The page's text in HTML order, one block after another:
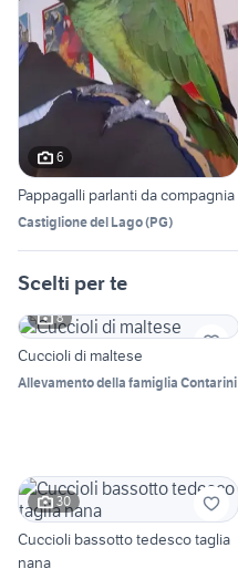
6
Pappagalli parlanti da compagnia
Castiglione del Lago(PG)
Scelti per te
8
Cuccioli di maltese
Allevamento della famiglia Contarini
30
Cuccioli bassotto tedesco taglia
nana